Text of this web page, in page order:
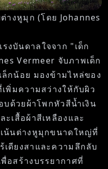
างหูมุก (โดย Johannes
งบันดาลใจจาก "เด็ก
Vermeer จับภาพเด็ก
กน้อย มองข้ามไหล่ของ
พิ่มความสว่างให้กับผิว
บด้วยผ้าโพกหัวสีน้ำเงิน
เสื้อผ้าสีเหลืองและ
เน้นต่างหูมุกขนาดใหญ่ที่
ดียงสาและความลึกลับ
อสร้างบรรยากาศที่